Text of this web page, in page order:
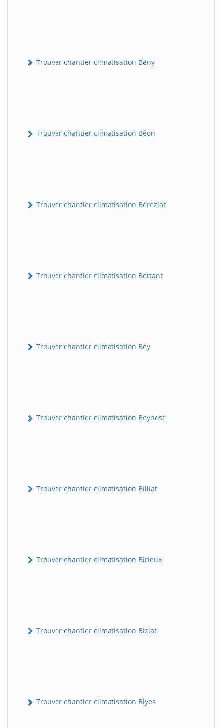
Trouver chantier climatisation Bény
Trouver chantier climatisation Béon
Trouver chantier climatisation Béréziat
Trouver chantier climatisation Bettant
Trouver chantier climatisation Bey
Trouver chantier climatisation Beynost
Trouver chantier climatisation Billiat
Trouver chantier climatisation Birieux
Trouver chantier climatisation Biziat
Trouver chantier climatisation Blyes